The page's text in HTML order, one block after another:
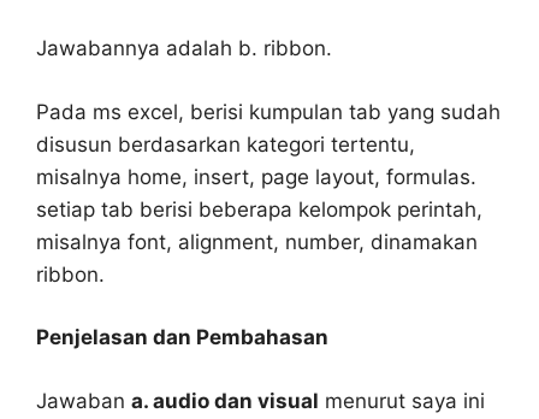
Jawabannya adalah b. ribbon.
Pada ms excel, berisi kumpulan tab yang sudah
disusun berdasarkan kategori tertentu,
misalnya home, insert, page layout, formulas.
setiap tab berisi beberapa kelompok perintah,
misalnya font, alignment, number, dinamakan
ribbon.
Penjelasan dan Pembahasan
Jawaban a. audio dan visual menurut saya ini